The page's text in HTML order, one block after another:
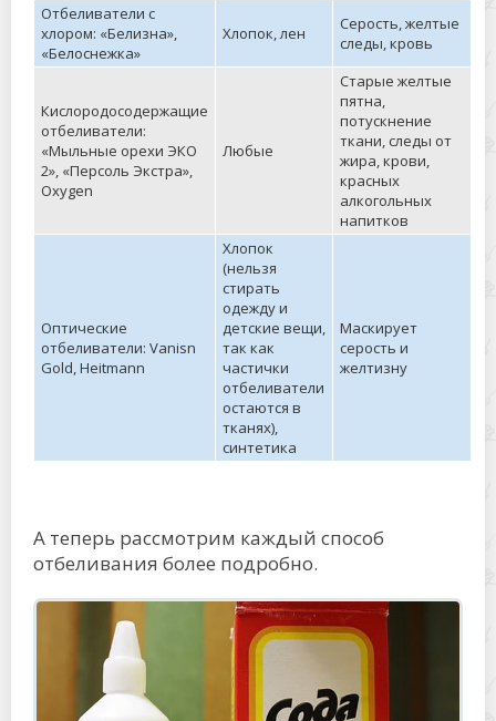
Отбеливатели с
хлором: «Белизна»,
«Белоснежка»
Хлопок, лен
Серость, желтые
следы, кровь
Кислородосодержащие
отбеливатели:
«Мыльные орехи ЭКО
2», «Персоль Экстра»,
Oxygen
Любые
Старые желтые
пятна,
потускнение
ткани, следы от
жира, крови,
красных
алкогольных
напитков
Оптические
отбеливатели: Vanisn
Gold, Heitmann
Хлопок
(нельзя
стирать
одежду и
детские вещи,
так как
частички
отбеливатели
остаются в
тканях),
синтетика
Маскирует
серость и
желтизну
А теперь рассмотрим каждый способ
отбеливания более подробно.